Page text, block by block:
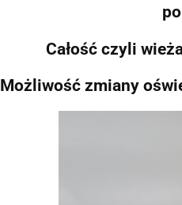
Całość czyli
Możliwość zmiany